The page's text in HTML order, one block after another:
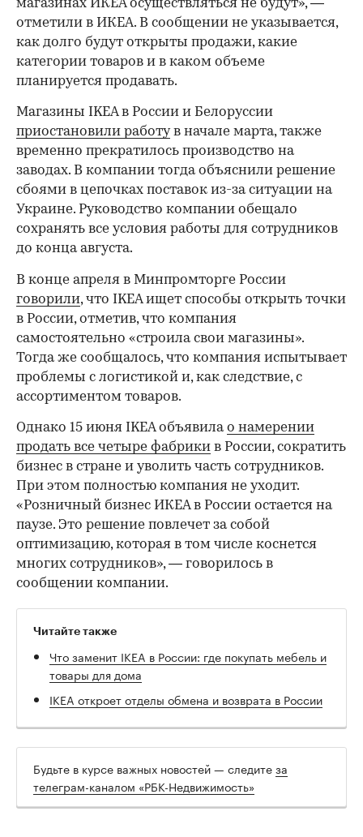
магазинах ИКЕА осуществляться не будут», —
отметили в ИКЕА. В сообщении не указывается,
как долго будут открыты продажи, какие
категории товаров и в каком объеме
планируется продавать.
Магазины IKEA в России и Белоруссии
приостановили работув начале марта, также
временно прекратилось производство на
заводах. В компании тогда объяснили решение
сбоями в цепочках поставок из-за ситуации на
Украине. Руководство компании обещало
сохранять все условия работы для сотрудников
до конца августа.
В конце апреля в Минпромторге России
говорили, что IKEA ищет способы открыть точки
в России, отметив, что компания
самостоятельно «строила свои магазины».
Тогда же сообщалось, что компания испытывает
проблемы с логистикой и, как следствие, с
ассортиментом товаров.
Однако 15 июня IKEA объявилао намерении
продать все четыре фабрики в России, сократить
бизнес в стране и уволить часть сотрудников.
При этом полностью компания не уходит.
«Розничный бизнес ИКЕА в России остается на
паузе. Это решение повлечет за собой
оптимизацию, которая в том числе коснется
многих сотрудников», — говорилось в
сообщении компании.
Читайте также
Что заменит IKEA в России: где покупать мебель и
товары для дома
IKEA откроет отделы обмена и возврата в России
Будьте в курсе важных новостей — следитеза
телеграм-каналом «РБК-Недвижимость»